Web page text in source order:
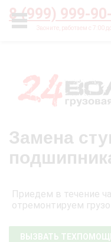
8 (999) 999-
Главная О нас
Замена
Приедем в течение
отремонтируем
ВЫЗВАТЬ